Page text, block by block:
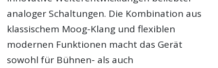
analoger Schaltungen. Die Kombination aus
klassischem Moog-Klang und flexiblen
modernen Funktionen macht das Gerät
sowohl für Bühnen- als auch